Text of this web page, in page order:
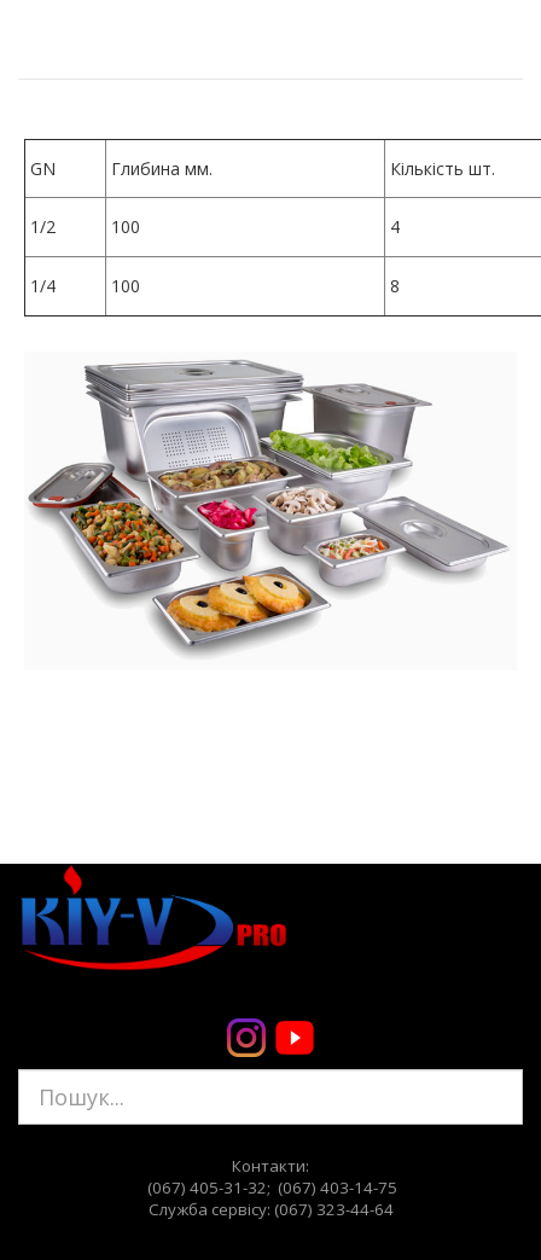
GN Глибина мм. Кількість шт.
1/2 100 4
1/4 100 8
Контакти:
(067) 405-31-32; (067) 403-14-75
Служба сервiсу: (067) 323-44-64